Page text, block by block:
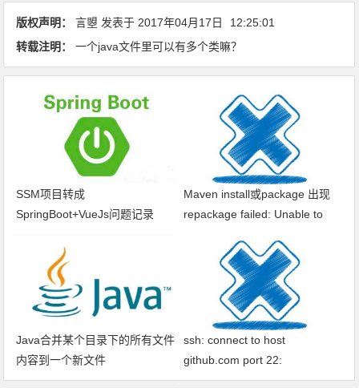
版权声明： 言曌 发表于 2017年04月17日
12:25:01
转载注明：
一个java文件里可以有多个类嘛？
SSM项目转成
SpringBoot+VueJs问题记录
Maven install或package 出现
repackage failed: Unable to
Java合并某个目录下的所有文件
内容到一个新文件
ssh: connect to host
github.com port 22:
Connection timed out fatal: xxx